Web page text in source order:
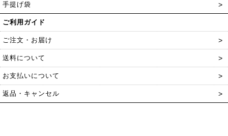
手提げ袋
ご利用ガイド
ご注文・お届け
送料について
お支払いについて
返品・キャンセル